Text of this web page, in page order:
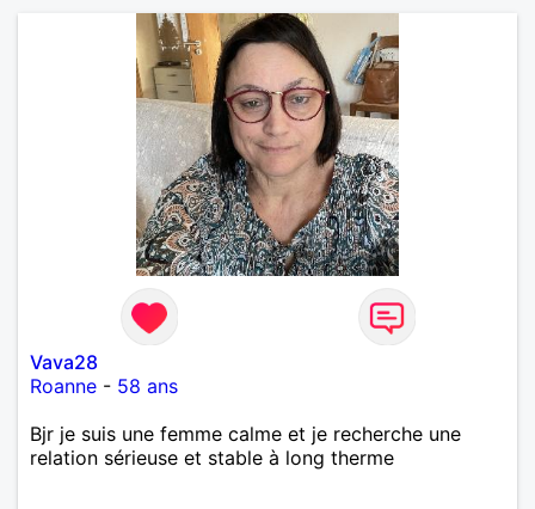
Vava28
Roanne - 58 ans
Bjr je suis une femme calme et je recherche une
relation sérieuse et stable à long therme